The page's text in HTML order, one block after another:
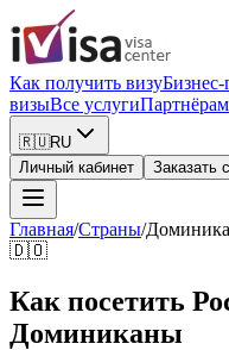
Как получить визу
визыВсе услугиПартнёрам
🇷🇺RU
Личный кабинет
Заказать
Главная/Страны/
🇩🇴
Как посетить
Доминиканы